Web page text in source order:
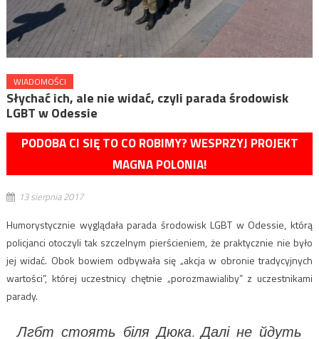
WIADOMOŚCI
Słychać ich, ale nie widać, czyli parada środowisk
LGBT w Odessie
PODOBA CI SIĘ TO CO ROBIMY? WESPRZYJ PROJEKT
MAGNA POLONIA!
13 sierpnia 2017
Humorystycznie wyglądała parada środowisk LGBT w Odessie, którą
policjanci otoczyli tak szczelnym pierścieniem, że praktycznie nie było
jej widać. Obok bowiem odbywała się „akcja w obronie tradycyjnych
wartości”, której uczestnicy chętnie „porozmawialiby” z uczestnikami
parady.
Лгбт стоять біля Дюка. Далі не йдуть